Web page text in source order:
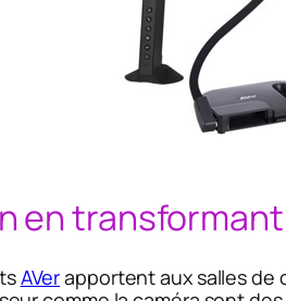
en
AVerapportent aux salles de